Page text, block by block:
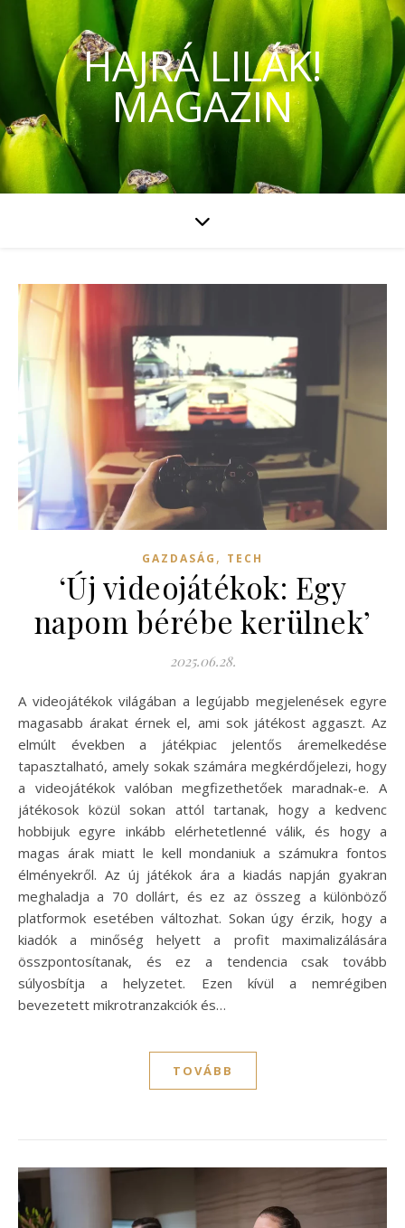
HAJRÁ LILÁK!
MAGAZIN
GAZDASÁG , TECH
‘Új videojátékok: Egy
napom bérébe kerülnek’
2025.06.28.
A videojátékok világában a legújabb megjelenések egyre
magasabb árakat érnek el, ami sok játékost aggaszt. Az
elmúlt években a játékpiac jelentős áremelkedése
tapasztalható, amely sokak számára megkérdőjelezi, hogy
a videojátékok valóban megfizethetőek maradnak-e. A
játékosok közül sokan attól tartanak, hogy a kedvenc
hobbijuk egyre inkább elérhetetlenné válik, és hogy a
magas árak miatt le kell mondaniuk a számukra fontos
élményekről. Az új játékok ára a kiadás napján gyakran
meghaladja a 70 dollárt, és ez az összeg a különböző
platformok esetében változhat. Sokan úgy érzik, hogy a
kiadók a minőség helyett a profit maximalizálására
összpontosítanak, és ez a tendencia csak tovább
súlyosbítja a helyzetet. Ezen kívül a nemrégiben
bevezetett mikrotranzakciók és…
TOVÁBB